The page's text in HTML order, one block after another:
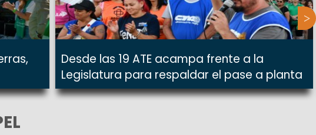
Desde las 19 ATE acampa frente a la
Legislatura para respaldar el pase a planta